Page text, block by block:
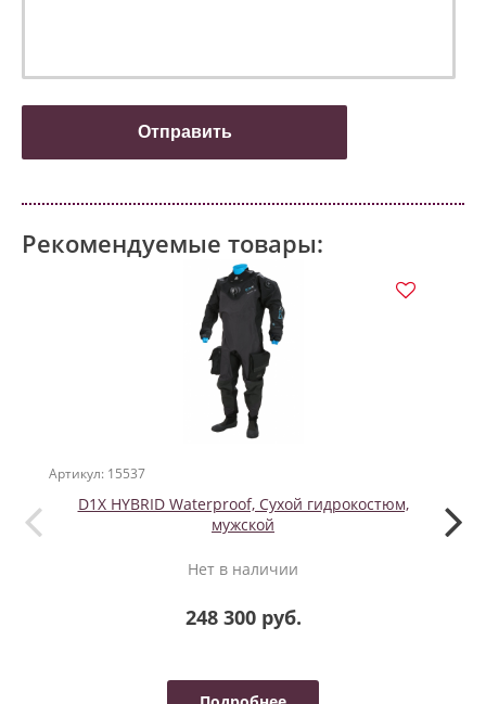
Рекомендуемые товары:
Артикул: 15537
D1X HYBRID Waterproof, Сухой гидрокостюм,
мужской
Нет в наличии
248 300 руб.